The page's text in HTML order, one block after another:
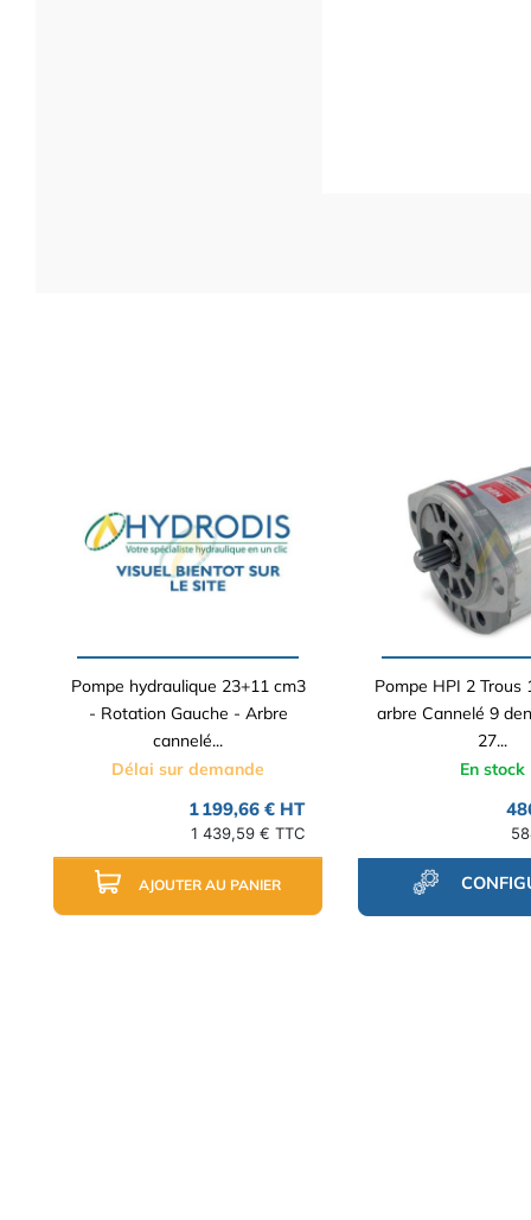
Pompe hydraulique 23+11 cm3
- Rotation Gauche - Arbre
cannelé...
Délai sur demande
1 199,66 € HT
1 439,59 € TTC
AJOUTER AU PANIER
Pompe HPI 2 Trous
arbre Cannelé 9
27...
En stock